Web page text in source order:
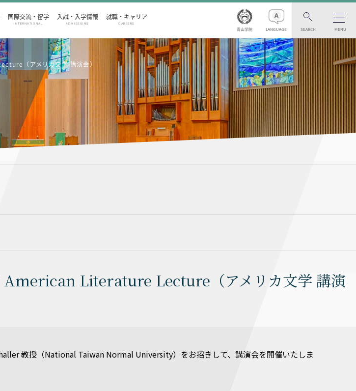
国際交流・留学
INTERNATIONAL
入試・入学情報
ADMISSIONS
就職・キャリア
CAREERS
青山学院 LANGUAGE SEARCH MENU
（アメリカ文学 講演会）
American Literature Lecture（アメリカ文学 講演
教授（National Taiwan Normal University）をお招きして、講演会を開催いたしま